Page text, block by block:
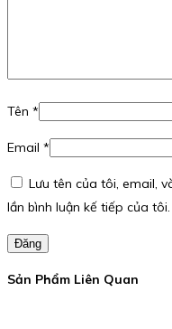
Tên *
Email *
Lưu tên của tôi, email,
lần bình luận kế tiếp của tôi.
Đăng
Sản Phẩm Liên Quan